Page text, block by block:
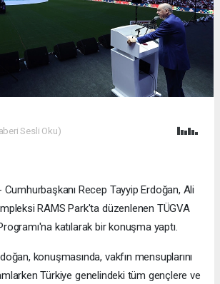
Sesli Oku)
Cumhurbaşkanı Recep Tayyip Erdoğan, Ali
RAMS Park'ta düzenlenen TÜGVA
katılarak bir konuşma yaptı.
konuşmasında, vakfın mensuplarını
Türkiye genelindeki tüm gençlere ve